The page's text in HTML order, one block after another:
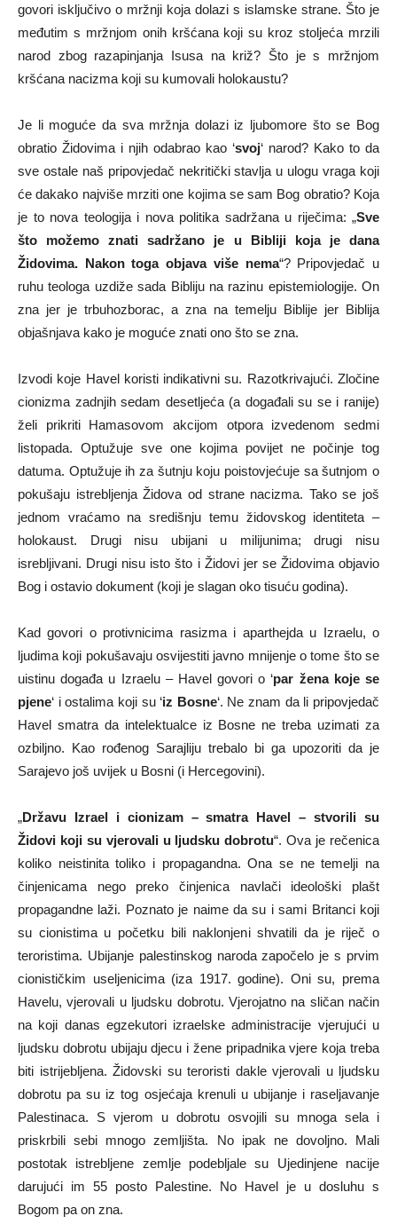
govori isključivo o mržnji koja dolazi s islamske strane. Što je
međutim s mržnjom onih kršćana koji su kroz stoljeća mrzili
narod zbog razapinjanja Isusa na križ? Što je s mržnjom
kršćana nacizma koji su kumovali holokaustu?
Je li moguće da sva mržnja dolazi iz ljubomore što se Bog
obratio Židovima i njih odabrao kao ‘svoj‘ narod? Kako to da
sve ostale naš pripovjedač nekritički stavlja u ulogu vraga koji
će dakako najviše mrziti one kojima se sam Bog obratio? Koja
je to nova teologija i nova politika sadržana u riječima: „Sve
što možemo znati sadržano je u Bibliji koja je dana
Židovima. Nakon toga objava više nema“? Pripovjedač u
ruhu teologa uzdiže sada Bibliju na razinu epistemiologije. On
zna jer je trbuhozborac, a zna na temelju Biblije jer Biblija
objašnjava kako je moguće znati ono što se zna.
Izvodi koje Havel koristi indikativni su. Razotkrivajući. Zločine
cionizma zadnjih sedam desetljeća (a događali su se i ranije)
želi prikriti Hamasovom akcijom otpora izvedenom sedmi
listopada. Optužuje sve one kojima povijet ne počinje tog
datuma. Optužuje ih za šutnju koju poistovjećuje sa šutnjom o
pokušaju istrebljenja Židova od strane nacizma. Tako se još
jednom vraćamo na središnju temu židovskog identiteta –
holokaust. Drugi nisu ubijani u milijunima; drugi nisu
isrebljivani. Drugi nisu isto što i Židovi jer se Židovima objavio
Bog i ostavio dokument (koji je slagan oko tisuću godina).
Kad govori o protivnicima rasizma i aparthejda u Izraelu, o
ljudima koji pokušavaju osvijestiti javno mnijenje o tome što se
uistinu događa u Izraelu – Havel govori o ‘par žena koje se
pjene‘ i ostalima koji su ‘iz Bosne‘. Ne znam da li pripovjedač
Havel smatra da intelektualce iz Bosne ne treba uzimati za
ozbiljno. Kao rođenog Sarajliju trebalo bi ga upozoriti da je
Sarajevo još uvijek u Bosni (i Hercegovini).
„Državu Izrael i cionizam – smatra Havel – stvorili su
Židovi koji su vjerovali u ljudsku dobrotu“. Ova je rečenica
koliko neistinita toliko i propagandna. Ona se ne temelji na
činjenicama nego preko činjenica navlači ideološki plašt
propagandne laži. Poznato je naime da su i sami Britanci koji
su cionistima u početku bili naklonjeni shvatili da je riječ o
teroristima. Ubijanje palestinskog naroda započelo je s prvim
cionističkim useljenicima (iza 1917. godine). Oni su, prema
Havelu, vjerovali u ljudsku dobrotu. Vjerojatno na sličan način
na koji danas egzekutori izraelske administracije vjerujući u
ljudsku dobrotu ubijaju djecu i žene pripadnika vjere koja treba
biti istrijebljena. Židovski su teroristi dakle vjerovali u ljudsku
dobrotu pa su iz tog osjećaja krenuli u ubijanje i raseljavanje
Palestinaca. S vjerom u dobrotu osvojili su mnoga sela i
priskrbili sebi mnogo zemljišta. No ipak ne dovoljno. Mali
postotak istrebljene zemlje podebljale su Ujedinjene nacije
darujući im 55 posto Palestine. No Havel je u dosluhu s
Bogom pa on zna.